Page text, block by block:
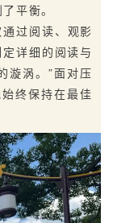
平衡。
过阅读、观影
详细的阅读与
漩涡。”面对压
终保持在最佳